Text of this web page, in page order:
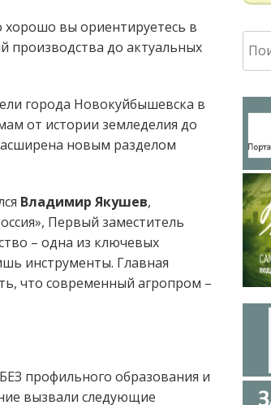
хорошо вы ориентируетесь в
производства до актуальных
города Новокуйбышевска в
от истории земледелия до
новым разделом
Владимир Якушев,
Первый заместитель
– одна из ключевых
инструменты. Главная
что современный агропром –
профильного образования и
вызвали следующие